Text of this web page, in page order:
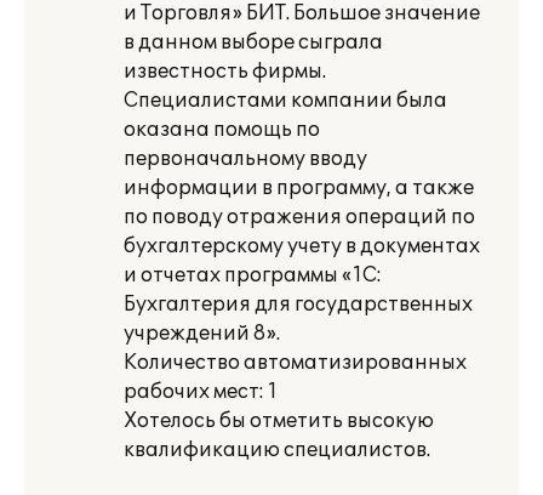
и Торговля» БИТ. Большое значение
в данном выборе сыграла
известность фирмы.
Специалистами компании была
оказана помощь по
первоначальному вводу
информации в программу, а также
по поводу отражения операций по
бухгалтерскому учету в документах
и отчетах программы «1С:
Бухгалтерия для государственных
учреждений 8».
Количество автоматизированных
рабочих мест: 1
Хотелось бы отметить высокую
квалификацию специалистов.